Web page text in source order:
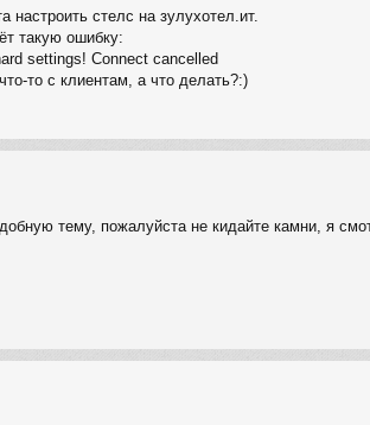
настроить стелс на зулухотел.ит.
такую ошибку:
settings! Connect cancelled
то с клиентам, а что делать?:)
тему, пожалуйста не кидайте камни, я